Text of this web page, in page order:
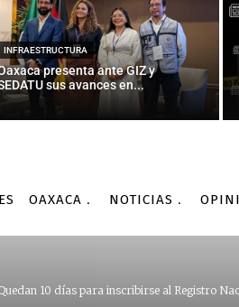
INFRAESTRUCTURA
presenta ante GIZ y
sus avances en...
OAXACA NOTICIAS
10 días para inscribirse al Registro